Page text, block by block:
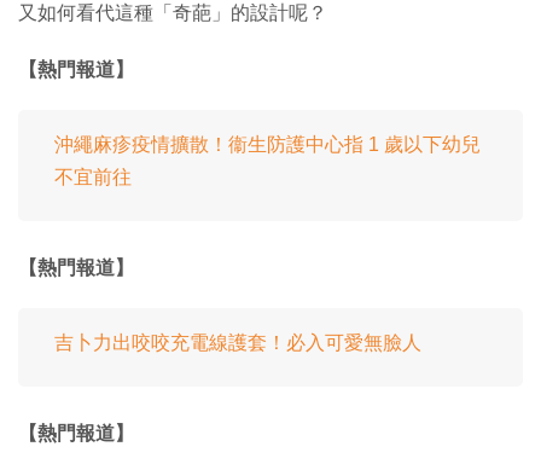
又如何看代這種「奇葩」的設計呢？
【熱門報道】
沖繩麻疹疫情擴散！衞生防護中心指 1 歲以下幼兒
不宜前往
【熱門報道】
吉卜力出咬咬充電線護套！必入可愛無臉人
【熱門報道】